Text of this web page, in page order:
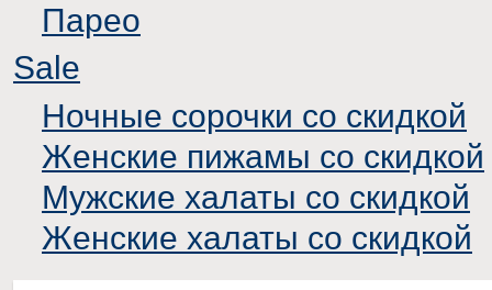
Парео
Sale
Ночные сорочки со скидкой
Женские пижамы со скидкой
Мужские халаты со скидкой
Женские халаты со скидкой